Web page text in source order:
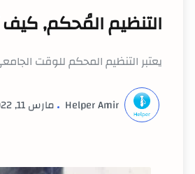
التنظيم المُحكم,
يعتبر التنظيم المحكم للوقت
مارس 11, 2022